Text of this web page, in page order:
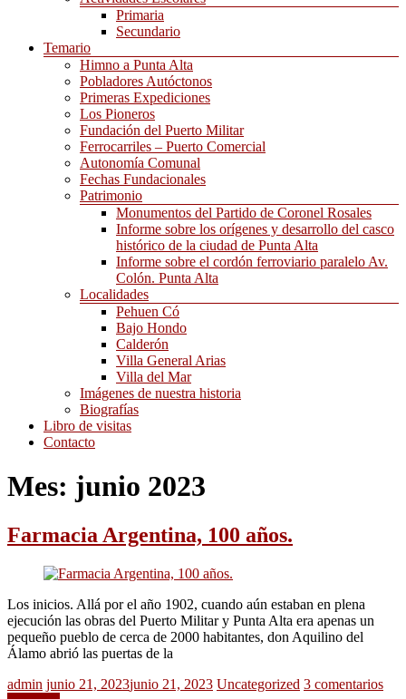
Primaria
Secundario
Temario
Himno a Punta Alta
Pobladores Autóctonos
Primeras Expediciones
Los Pioneros
Fundación del Puerto Militar
Ferrocarriles – Puerto Comercial
Autonomía Comunal
Fechas Fundacionales
Patrimonio
Monumentos del Partido de Coronel Rosales
Informe sobre los orígenes y desarrollo del casco
histórico de la ciudad de Punta Alta
Informe sobre el cordón ferroviario paralelo Av.
Colón. Punta Alta
Localidades
Pehuen Có
Bajo Hondo
Calderón
Villa General Arias
Villa del Mar
Imágenes de nuestra historia
Biografías
Libro de visitas
Contacto
Mes: junio 2023
Farmacia Argentina, 100 años.
Los inicios. Allá por el año 1902, cuando aún estaban en plena
ejecución las obras del Puerto Militar y Punta Alta era apenas un
pequeño pueblo de cerca de 2000 habitantes, don Aquilino del
Álamo abrió las puertas de la
admin junio 21, 2023junio 21, 2023 Uncategorized 3 comentarios